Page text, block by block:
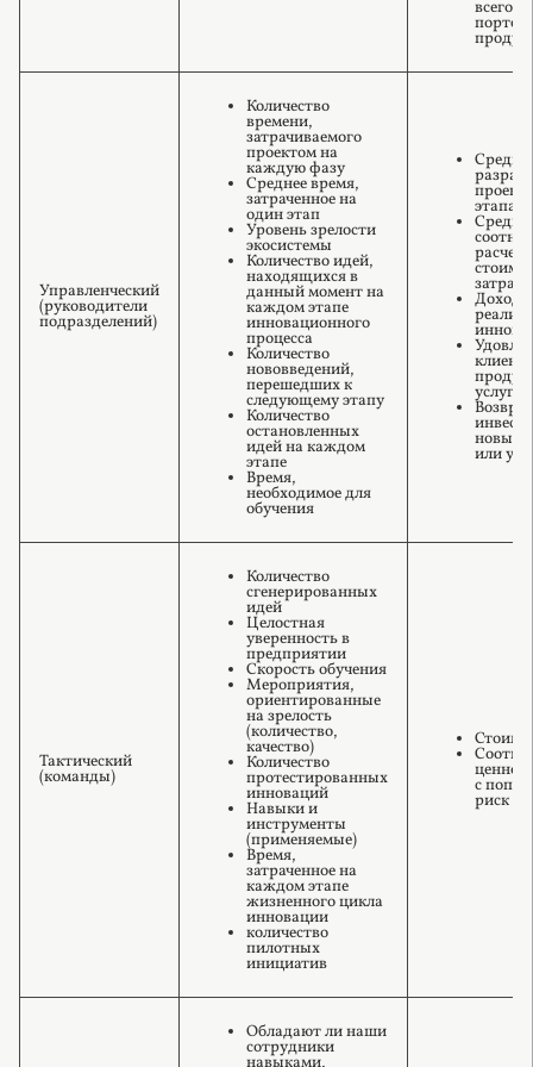
всего
Управленческий
(руководители
подразделений)
Количество
времени,
затрачиваемого
проектом на
каждую фазу
Среднее время,
затраченное на
один этап
Уровень зрелости
экосистемы
Количество идей,
находящихся в
данный момент на
каждом этапе
инновационного
процесса
Количество
нововведений,
перешедших к
следующему этапу
Количество
остановленных
идей на каждом
этапе
Время,
необходимое для
обучения
этапах
Доход
Возврат
новые
или
Тактический
(команды)
Количество
сгенерированных
идей
Целостная
уверенность в
предприятии
Скорость обучения
Мероприятия,
ориентированные
на зрелость
(количество,
качество)
Количество
протестированных
инноваций
Навыки и
инструменты
(применяемые)
Время,
затраченное на
каждом этапе
жизненного цикла
инновации
количество
пилотных
инициатив
с
риск
Обладают ли наши
сотрудники